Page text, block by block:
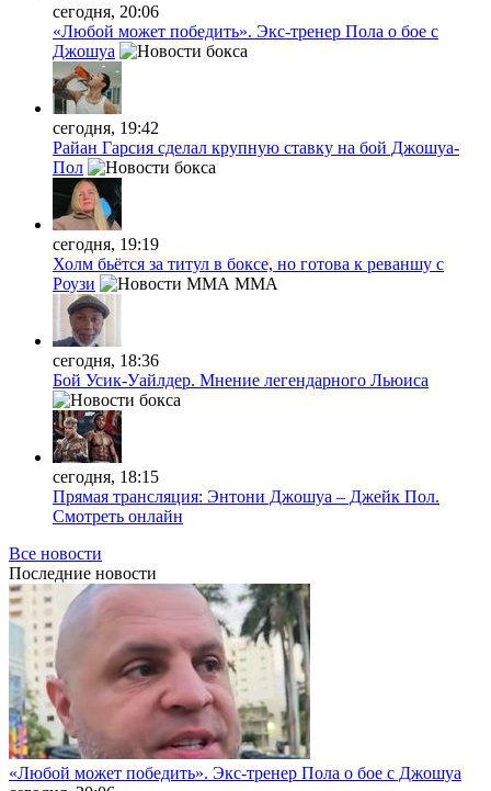
сегодня, 20:06
«Любой может победить». Экс-тренер Пола о бое с
Джошуа
сегодня, 19:42
Райан Гарсия сделал крупную ставку на бой Джошуа-
Пол
сегодня, 19:19
Холм бьётся за титул в боксе, но готова к реваншу с
Роузи
MMA
сегодня, 18:36
Бой Усик-Уайлдер. Мнение легендарного Льюиса
сегодня, 18:15
Прямая трансляция: Энтони Джошуа – Джейк Пол.
Смотреть онлайн
Все новости
Последние новости
«Любой может победить». Экс-тренер Пола о бое с Джошуа